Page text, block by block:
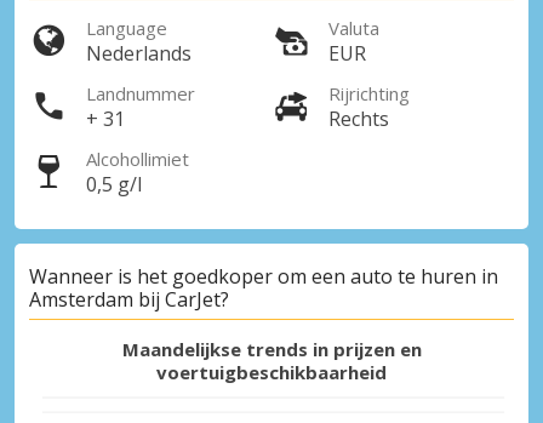
Topbesparingen
Krijg toegang tot exclusieve
partneraanbiedingen
Language
Nederlands
Valuta
EUR
Landnummer
+ 31
Rijrichting
Rechts
Alcohollimiet
0,5 g/l
Wanneer is het goedkoper om een auto te huren in
Amsterdam bij CarJet?
Maandelijkse trends in prijzen en
voertuigbeschikbaarheid